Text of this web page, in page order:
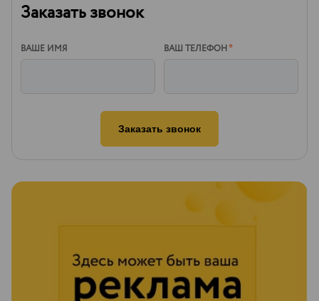
Заказать звонок
ВАШЕ ИМЯ ВАШ ТЕЛЕФОН*
Заказать звонок